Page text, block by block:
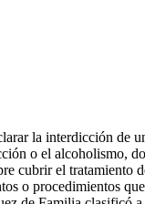
la interdicción de
o el alcoholismo,
cubrir el tratamiento
o procedimientos